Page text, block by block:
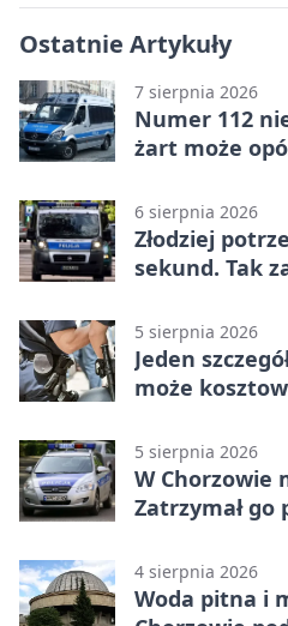
Ostatnie Artykuły
7 sierpnia 2026
Numer 112
żart może
6 sierpnia 2026
Złodziej
sekund. Tak
5 sierpnia 2026
Jeden
może
5 sierpnia 2026
W Chorzowie
Zatrzymał go
4 sierpnia 2026
Woda pitna i